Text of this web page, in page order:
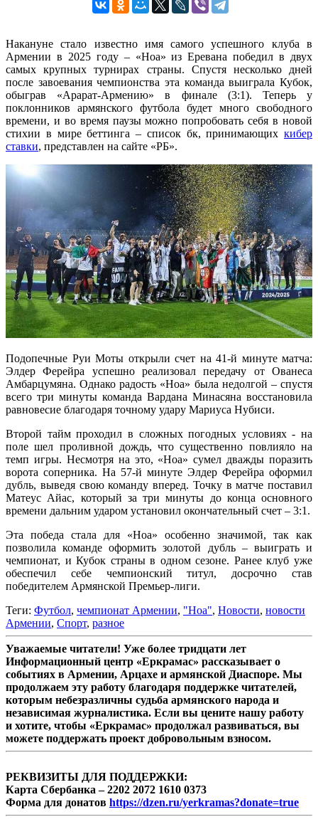
Накануне стало известно имя самого успешного клуба в
Армении в 2025 году – «Ноа» из Еревана победил в двух
самых крупных турнирах страны. Спустя несколько дней
после завоевания чемпионства эта команда выиграла Кубок,
обыграв «Арарат-Армению» в финале (3:1). Теперь у
поклонников армянского футбола будет много свободного
времени, и во время паузы можно попробовать себя в новой
стихии в мире беттинга – список бк, принимающих кибер
ставки, представлен на сайте «РБ».
Подопечные Руи Моты открыли счет на 41-й минуте матча:
Элдер Ферейра успешно реализовал передачу от Ованеса
Амбарцумяна. Однако радость «Ноа» была недолгой – спустя
всего три минуты команда Вардана Минасяна восстановила
равновесие благодаря точному удару Мариуса Нубиси.
Второй тайм проходил в сложных погодных условиях - на
поле шел проливной дождь, что существенно повлияло на
темп игры. Несмотря на это, «Ноа» сумел дважды поразить
ворота соперника. На 57-й минуте Элдер Ферейра оформил
дубль, выведя свою команду вперед. Точку в матче поставил
Матеус Айас, который за три минуты до конца основного
времени дальним ударом установил окончательный счет – 3:1.
Эта победа стала для «Ноа» особенно значимой, так как
позволила команде оформить золотой дубль – выиграть и
чемпионат, и Кубок страны в одном сезоне. Ранее клуб уже
обеспечил себе чемпионский титул, досрочно став
победителем Армянской Премьер-лиги.
Теги: Футбол, чемпионат Армении, "Ноа", Новости, новости
Армении, Спорт, разное
Уважаемые читатели! Уже более тридцати лет
Информационный центр «Еркрамас» рассказывает о
событиях в Армении, Арцахе и армянской Диаспоре. Мы
продолжаем эту работу благодаря поддержке читателей,
которым небезразличны судьба армянского народа и
независимая журналистика. Если вы цените нашу работу
и хотите, чтобы «Еркрамас» продолжал развиваться, вы
можете поддержать проект добровольным взносом.
РЕКВИЗИТЫ ДЛЯ ПОДДЕРЖКИ:
Карта Сбербанка – 2202 2072 1610 0373
Форма для донатов https://dzen.ru/yerkramas?donate=true